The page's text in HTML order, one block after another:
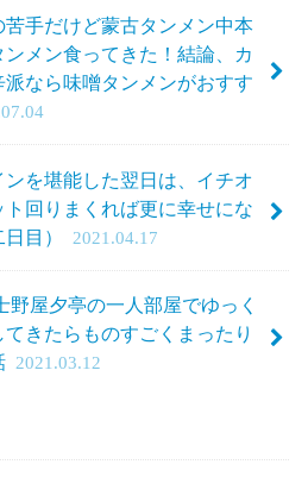
苦手だけど蒙古タンメン中本
ンメン食ってきた！結論、カ
派なら味噌タンメンがおすす
ンを堪能した翌日は、イチオ
ト回りまくれば更に幸せにな
目）
2021.04.17
野屋夕亭の一人部屋でゆっく
てきたらものすごくまったり
2021.03.12